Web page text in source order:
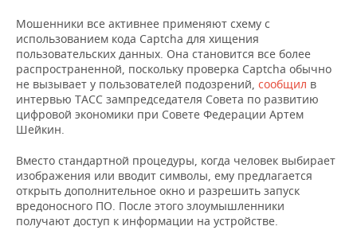
ОТКРЫТАЯ ЛЕКЦИЯ
БАСКЕТБОЛ
ВОЛЕЙБОЛ
КИБЕРСПОРТ
ФИГУРНОЕ КАТАНИЕ
ВОДНЫЕ ВИДЫ СПОРТА
ХОККЕЙ С МЯЧОМ
ИНФРАСТРУКТУРА
ИСТОРИЯ
КУЛЬТУРА
МЕДИЦИНА
ОБРАЗОВАНИЕ
ПРОИСШЕСТВИЯ
СПРАВОЧНИК
СПИСОК ПЕРСОН
СПИСОК КОМПАНИЙ
ПОЛНАЯ ВЕРСИЯ
Мошенники все активнее применяют схему с
использованием кода Captcha для хищения
пользовательских данных. Она становится все более
распространенной, поскольку проверка Captcha обычно
не вызывает у пользователей подозрений, сообщил в
интервью ТАСС зампредседателя Совета по развитию
цифровой экономики при Совете Федерации Артем
Шейкин.
Вместо стандартной процедуры, когда человек выбирает
изображения или вводит символы, ему предлагается
открыть дополнительное окно и разрешить запуск
вредоносного ПО. После этого злоумышленники
получают доступ к информации на устройстве.